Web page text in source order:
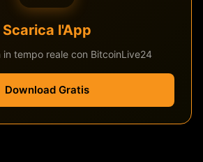
Scarica l'App
in tempo reale con BitcoinLive24
Download Gratis